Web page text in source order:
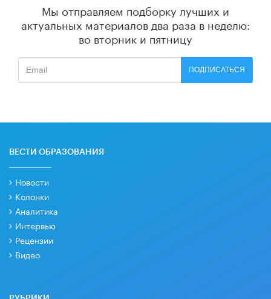
Мы отправляем подборку лучших и
актуальных материалов два раза в неделю:
во вторник и пятницу
ПОДПИСАТЬСЯ
ВЕСТИ ОБРАЗОВАНИЯ
Новости
Колонки
Аналитика
Интервью
Рецензии
Видео